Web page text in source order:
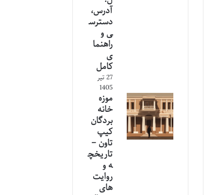
آدرس،
دسترس
ی و
راهنما
ی
کامل
27 تیر
1405
موزه
خانه
بردگان
کیپ
تاون –
تاریخچ
ه و
روایت
های